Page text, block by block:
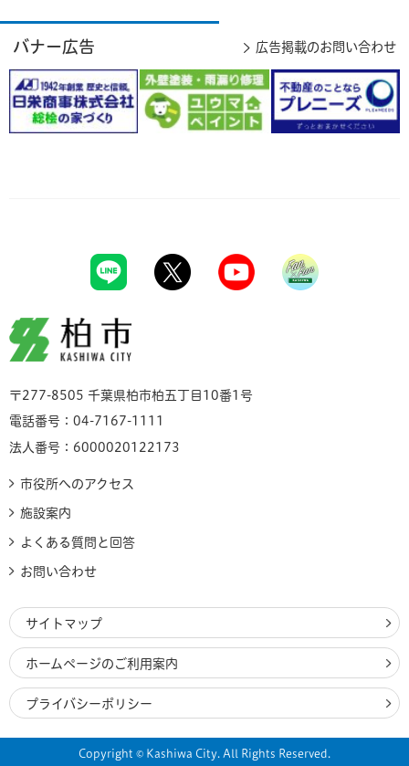
バナー広告 広告掲載のお問い合わせ
柏市
〒277-8505 千葉県柏市柏五丁目10番1号
電話番号：04-7167-1111
法人番号：6000020122173
市役所へのアクセス
施設案内
よくある質問と回答
お問い合わせ
サイトマップ
ホームページのご利用案内
プライバシーポリシー
Copyright © Kashiwa City. All Rights Reserved.